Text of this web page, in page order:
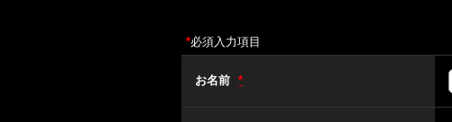
*必須入力項目
お名前 *